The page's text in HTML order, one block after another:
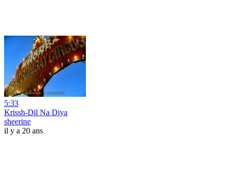
5:33
Krissh-Dil Na Diya
sheerine
il y a 20 ans